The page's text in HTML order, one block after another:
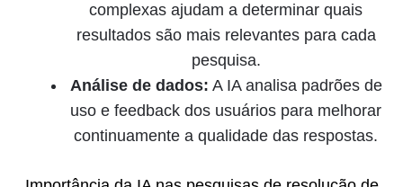
complexas ajudam a determinar quais
resultados são mais relevantes para cada
pesquisa.
Análise de dados: A IA analisa padrões de
uso e feedback dos usuários para melhorar
continuamente a qualidade das respostas.